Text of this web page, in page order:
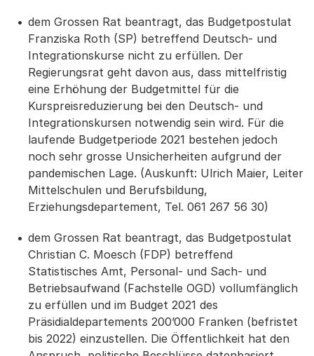
dem Grossen Rat beantragt, das Budgetpostulat
Franziska Roth (SP) betreffend Deutsch- und
Integrationskurse nicht zu erfüllen. Der
Regierungsrat geht davon aus, dass mittelfristig
eine Erhöhung der Budgetmittel für die
Kurspreisreduzierung bei den Deutsch- und
Integrationskursen notwendig sein wird. Für die
laufende Budgetperiode 2021 bestehen jedoch
noch sehr grosse Unsicherheiten aufgrund der
pandemischen Lage. (Auskunft: Ulrich Maier, Leiter
Mittelschulen und Berufsbildung,
Erziehungsdepartement, Tel. 061 267 56 30)
dem Grossen Rat beantragt, das Budgetpostulat
Christian C. Moesch (FDP) betreffend
Statistisches Amt, Personal- und Sach- und
Betriebsaufwand (Fachstelle OGD) vollumfänglich
zu erfüllen und im Budget 2021 des
Präsidialdepartements 200’000 Franken (befristet
bis 2022) einzustellen. Die Öffentlichkeit hat den